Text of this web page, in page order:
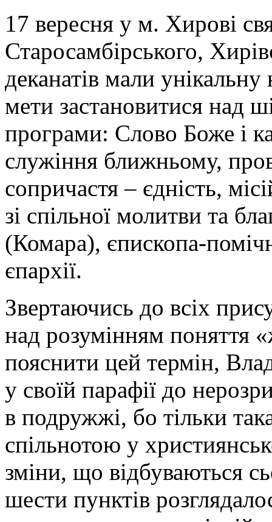
17 вересня у м. Хирові
Старосамбірського,
деканатів мали унікальну
мети застановитися над
програми: Слово Боже і
служіння ближньому,
сопричастя – єдність,
зі спільної молитви та
(Комара), єпископа-
єпархії.
Звертаючись до всіх
над розумінням поняття
пояснити цей термін,
у своїй парафії до
в подружжі, бо тільки
спільнотою у
зміни, що відбуваються
шести пунктів